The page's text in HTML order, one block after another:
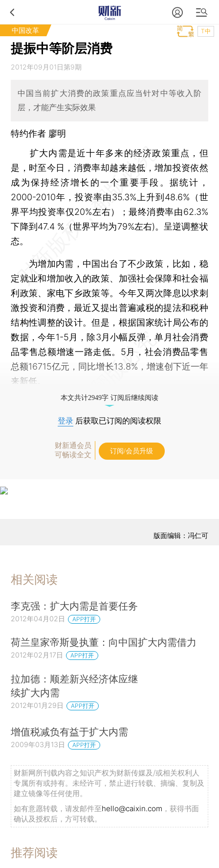
中国改革 T中
提振中等阶层消费
2012年09月01日第9期
中国当前扩大消费的政策重点应当针对中等收入阶
层，才能产生实际效果
特约作者 廖明
扩大内需是近十年多来的经济政策重点，但
是，时至今日，消费率却越来越低，增加投资依然
成为保持经济增长的一个重要手段。据统计，
2000-2010年，投资率由35.3%上升到48.6%（世
界平均投资率仅20%左右）；最终消费率由62.3%
下降到47.4 %（世界平均为79%左右)。呈逆调整状
态。
为增加内需，中国出台了不少政策，比如，稳
定就业和增加收入的政策、加强社会保障和社会福
利政策、家电下乡政策等。今年又两次降息以求刺
激投资和消费，最近又提出普遍减税的提法和税种
结构性调整的设计。但是，根据国家统计局公布的
数据，今年1-5月，除3月小幅反弹，单月社会消费
品零售总额增速一路走低。5月，社会消费品零售
总额16715亿元，同比增长13.8%，增速创下近一年
来新低。
本文共计2949字 订阅后继续阅读
登录 后获取已订阅的阅读权限
财新通会员
可畅读全文
订阅/会员升级
版面编辑：冯仁可
相关阅读
李克强：扩大内需是首要任务
2012年04月02日 APP打开
荷兰皇家帝斯曼执董：向中国扩大内需借力
2012年02月17日 APP打开
拉加德：顺差新兴经济体应继
续扩大内需
2012年01月29日 APP打开
增值税减负有益于扩大内需
2009年03月13日 APP打开
财新网所刊载内容之知识产权为财新传媒及/或相关权利人
专属所有或持有。未经许可，禁止进行转载、摘编、复制及
建立镜像等任何使用。
如有意愿转载，请发邮件至hello@caixin.com ，获得书面
确认及授权后，方可转载。
推荐阅读